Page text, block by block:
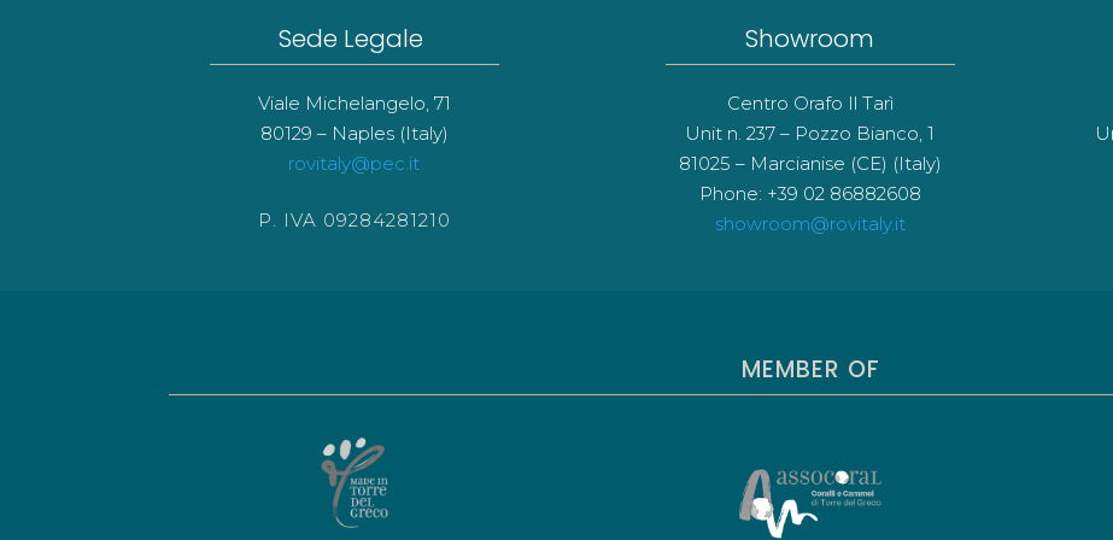
Sede Legale
Viale Michelangelo, 71
80129 – Naples (Italy)
rovitaly@pec.it
P. IVA 09284281210
Showroom
Centro Orafo Il Tarì
Unit n. 237 – Pozzo Bianco, 1
81025 – Marcianise (CE) (Italy)
Phone: +39 02 86882608
showroom@rovitaly.it
MEMBER OF